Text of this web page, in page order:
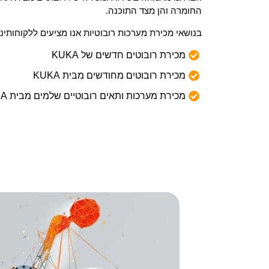
החומרה והן מצד התוכנה.
בנושאי מכירת מערכות רובוטיות אנו מציעים
מכירת רובוטים חדשים של KUKA
מכירת רובוטים מחודשים מבית KUKA
מכירת מערכות ותאים רובוטיים שלמים מבית KUKA